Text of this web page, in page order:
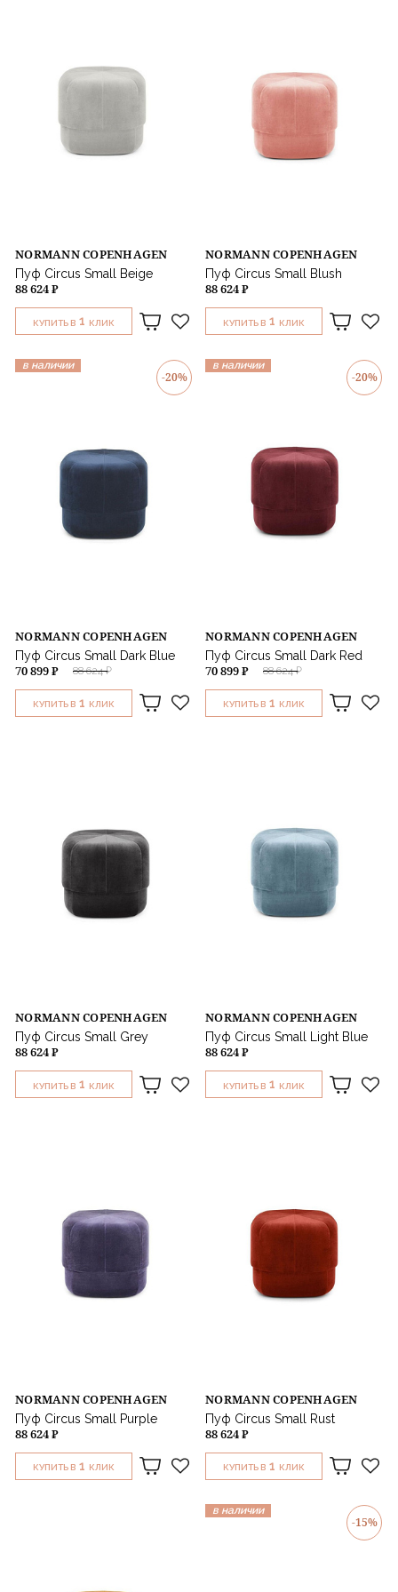
NORMANN COPENHAGEN
Пуф Circus Small Beige
88 624 ₽
КУПИТЬ В 1 КЛИК
NORMANN COPENHAGEN
Пуф Circus Small Blush
88 624 ₽
КУПИТЬ В 1 КЛИК
в наличии
-20%
NORMANN COPENHAGEN
Пуф Circus Small Dark Blue
88 624 ₽
70 899 ₽
КУПИТЬ В 1 КЛИК
в наличии
-20%
NORMANN COPENHAGEN
Пуф Circus Small Dark Red
88 624 ₽
70 899 ₽
КУПИТЬ В 1 КЛИК
NORMANN COPENHAGEN
Пуф Circus Small Grey
88 624 ₽
КУПИТЬ В 1 КЛИК
NORMANN COPENHAGEN
Пуф Circus Small Light Blue
88 624 ₽
КУПИТЬ В 1 КЛИК
NORMANN COPENHAGEN
Пуф Circus Small Purple
88 624 ₽
КУПИТЬ В 1 КЛИК
NORMANN COPENHAGEN
Пуф Circus Small Rust
88 624 ₽
КУПИТЬ В 1 КЛИК
в наличии
-15%